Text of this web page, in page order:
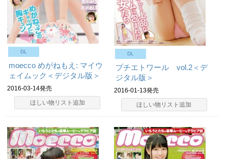
DL
moecco めがねもえ: マイウ
ェイムック＜デジタル版＞
2016-03-14発売
ほしい物リスト追加
DL
プチエトワール vol.2＜デ
ジタル版＞
2016-01-13発売
ほしい物リスト追加